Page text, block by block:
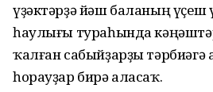
үҙәктәрҙә йәш баланың үҫеш
һаулығы тураһында
ҡалған сабыйҙарҙы
һорауҙар бирә аласаҡ.